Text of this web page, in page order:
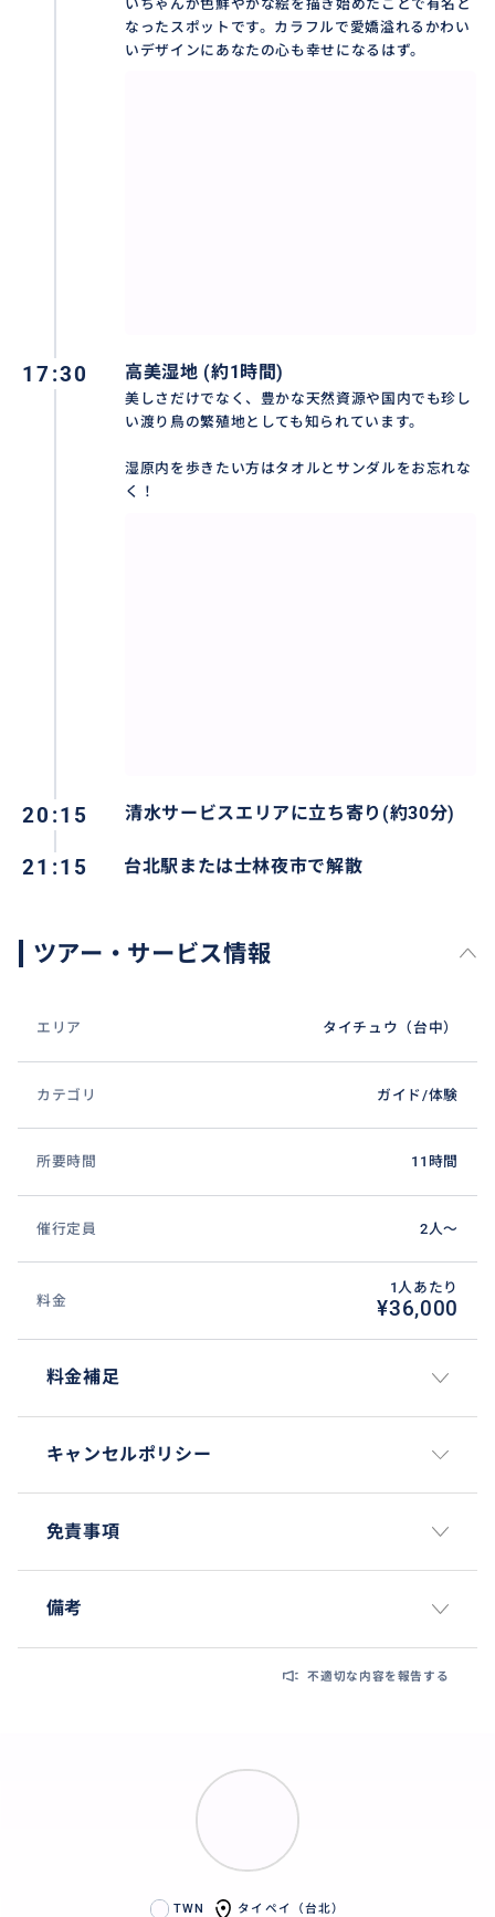
いちゃんが色鮮やかな絵を描き始めたことで有名と
なったスポットです。カラフルで愛嬌溢れるかわい
いデザインにあなたの心も幸せになるはず。
17:30 高美湿地 (約1時間)
美しさだけでなく、豊かな天然資源や国内でも珍し
い渡り鳥の繁殖地としても知られています。
湿原内を歩きたい方はタオルとサンダルをお忘れな
く！
20:15 清水サービスエリアに立ち寄り(約30分)
21:15 台北駅または士林夜市で解散
ツアー・サービス情報
エリア タイチュウ（台中）
カテゴリ ガイド/体験
所要時間 11時間
催行定員 2人〜
料金
1人あたり
¥36,000
料金補足
キャンセルポリシー
免責事項
備考
不適切な内容を報告する
TWN タイペイ（台北）